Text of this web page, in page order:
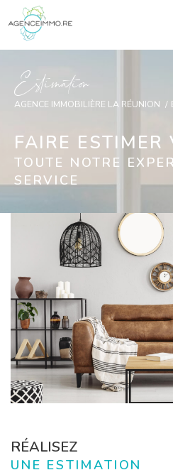
Esimaio
AGENCE IMMOBILIÈRE LA RÉUNION
FAIRE ESTIMER
TOUTE NOTRE
SERVICE
RÉALISEZ
UNE ESTIMATION